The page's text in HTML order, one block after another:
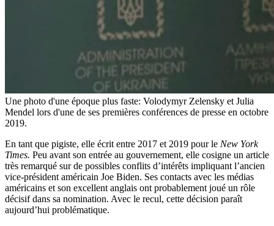
Une photo d'une époque plus faste: Volodymyr Zelensky et Julia
Mendel lors d'une de ses premières conférences de presse en octobre
2019.
En tant que pigiste, elle écrit entre 2017 et 2019 pour le New York
Times. Peu avant son entrée au gouvernement, elle cosigne un article
très remarqué sur de possibles conflits d’intérêts impliquant l’ancien
vice-président américain Joe Biden. Ses contacts avec les médias
américains et son excellent anglais ont probablement joué un rôle
décisif dans sa nomination. Avec le recul, cette décision paraît
aujourd’hui problématique.